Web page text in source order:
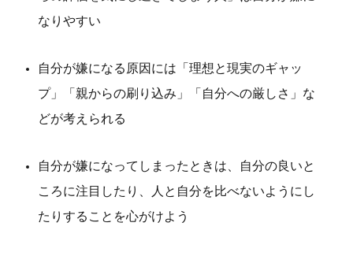
なりやすい
自分が嫌になる原因には「理想と現実のギャッ
プ」「親からの刷り込み」「自分への厳しさ」な
どが考えられる
自分が嫌になってしまったときは、自分の良いと
ころに注目したり、人と自分を比べないようにし
たりすることを心がけよう